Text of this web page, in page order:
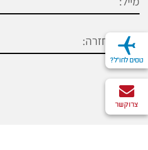
טסים לחו"ל?
צרו קשר